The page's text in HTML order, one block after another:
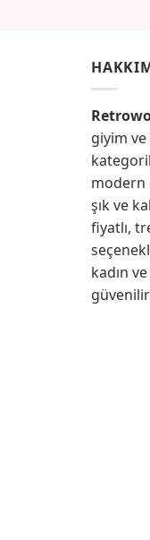
giyim
modern
şık ve
fiyatlı,
kadın